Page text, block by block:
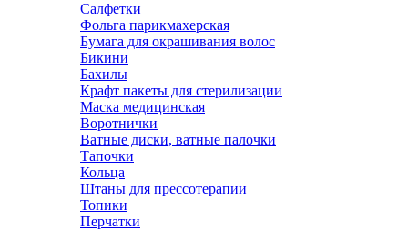
Салфетки
Фольга парикмахерская
Бумага для окрашивания волос
Бикини
Бахилы
Крафт пакеты для стерилизации
Маска медицинская
Воротнички
Ватные диски, ватные палочки
Тапочки
Кольца
Штаны для прессотерапии
Топики
Перчатки